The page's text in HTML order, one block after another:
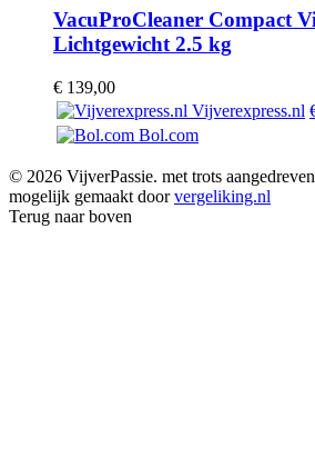
VacuProCleaner Compact
Lichtgewicht 2.5 kg
€ 139,00
Vijverexpress.nl
Bol.com
© 2026 VijverPassie. met trots
mogelijk gemaakt doorvergeliking.nl
Terug naar boven